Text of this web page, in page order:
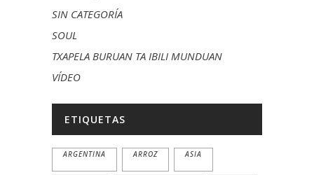
SIN CATEGORÍA
SOUL
TXAPELA BURUAN TA IBILI MUNDUAN
VÍDEO
ETIQUETAS
ARGENTINA ARROZ ASIA